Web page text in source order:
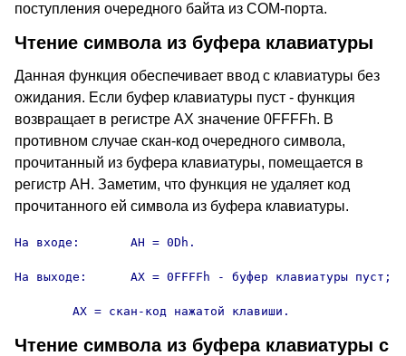
поступления очередного байта из COM-порта.
Чтение символа из буфера клавиатуры
Данная функция обеспечивает ввод с клавиатуры без
ожидания. Если буфер клавиатуры пуст - функция
возвращает в регистре AX значение 0FFFFh. В
противном случае скан-код очередного символа,
прочитанный из буфера клавиатуры, помещается в
регистр AH. Заметим, что функция не удаляет код
прочитанного ей символа из буфера клавиатуры.
На входе:	AH = 0Dh.
На выходе:	AX = 0FFFFh - буфер клавиатуры пуст;
	AX = скан-код нажатой клавиши.
Чтение символа из буфера клавиатуры с